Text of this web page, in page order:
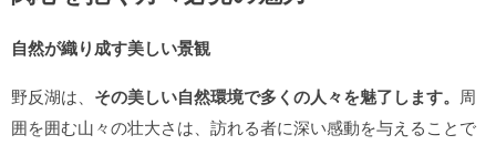
自然が織り成す美しい景観
野反湖は、 その美しい自然環境で多くの人々を魅了します。 周
囲を囲む山々の壮大さは、訪れる者に深い感動を与えることで